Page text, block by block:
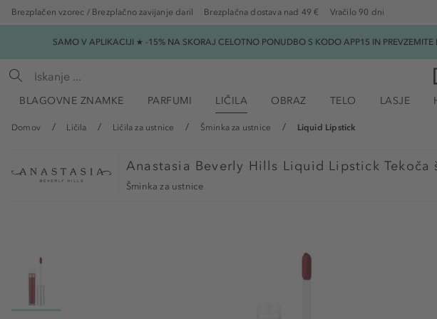
Brezplačen vzorec / Brezplačno zavijanje daril Brezplačna dostava nad 49 € Vračilo 90 dni
SAMO V APLIKACIJI ★ -15% NA SKORAJ CELOTNO PONUDBO S KODO APP15 IN
BLAGOVNE ZNAMKE PARFUMI LIČILA OBRAZ TELO LASJE
Domov Ličila Ličila za ustnice Šminka za ustnice Liquid Lipstick
Anastasia Beverly Hills Liquid Lipstick Tekoča
Šminka za ustnice